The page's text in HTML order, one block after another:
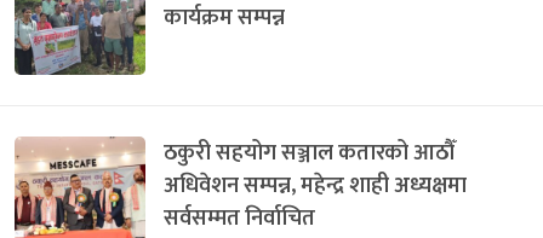
कार्यक्रम सम्पन्न
ठकुरी सहयोग सञ्जाल कतारको आठौँ
अधिवेशन सम्पन्न, महेन्द्र शाही अध्यक्षमा
सर्वसम्मत निर्वाचित